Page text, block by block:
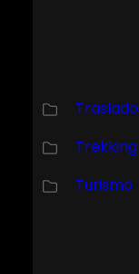
Trekking
Turismo